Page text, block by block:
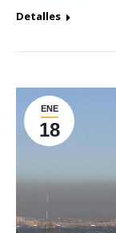
Detalles
ENE
18